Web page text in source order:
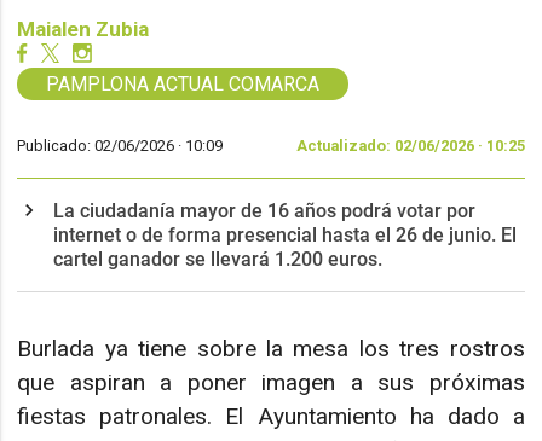
Maialen Zubia
PAMPLONA ACTUAL COMARCA
Publicado: 02/06/2026 · 10:09 Actualizado: 02/06/2026 · 10:25
La ciudadanía mayor de 16 años podrá votar por
internet o de forma presencial hasta el 26 de junio. El
cartel ganador se llevará 1.200 euros.
Burlada ya tiene sobre la mesa los tres rostros
que aspiran a poner imagen a sus próximas
fiestas patronales. El Ayuntamiento ha dado a